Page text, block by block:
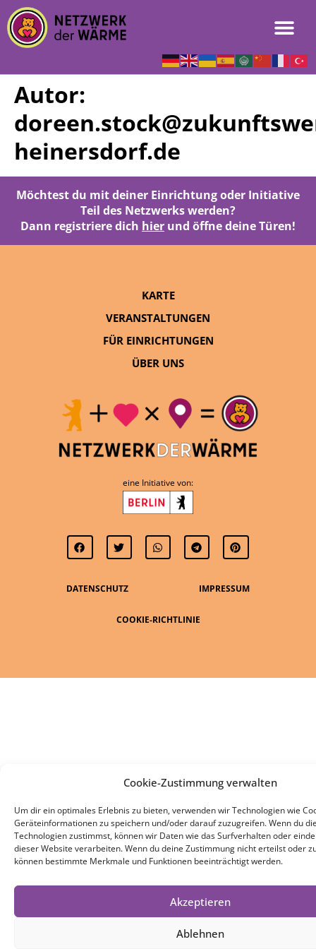
Cookie-Zustimmung verwalten
Um dir ein optimales Erlebnis zu bieten, verwenden wir Technologien wie
Geräteinformationen zu speichern und/oder darauf zuzugreifen. Wenn du
Technologien zustimmst, können wir Daten wie das Surfverhalten oder
dieser Website verarbeiten. Wenn du deine Zustimmung nicht erteilst oder
können bestimmte Merkmale und Funktionen beeinträchtigt werden.
Akzeptieren
Ablehnen
Autor:
heinersdorf.de
Möchtest du mit deiner Einrichtung oder Initiative
Teil des Netzwerks werden?
Dann registriere dich hier und öffne deine Türen!
DATENSCHUTZ IMPRESSUM
COOKIE-RICHTLINIE
eine Initiative von:
KARTE
VERANSTALTUNGEN
FÜR EINRICHTUNGEN
ÜBER UNS